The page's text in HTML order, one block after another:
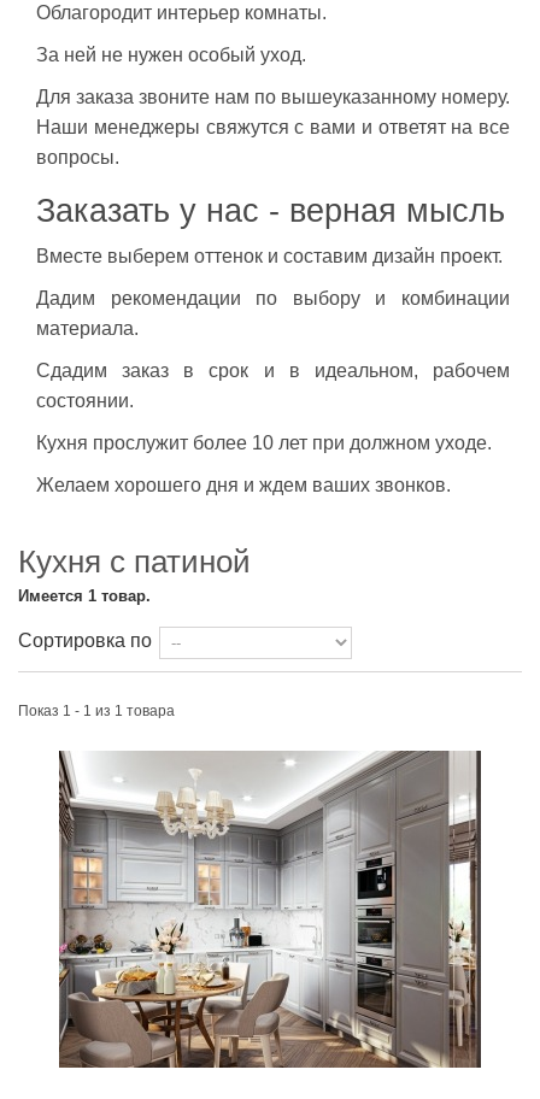
Облагородит интерьер комнаты.
За ней не нужен особый уход.
Для заказа звоните нам по вышеуказанному номеру.
Наши менеджеры свяжутся с вами и ответят на все
вопросы.
Заказать у нас - верная мысль
Вместе выберем оттенок и составим дизайн проект.
Дадим рекомендации по выбору и комбинации
материала.
Сдадим заказ в срок и в идеальном, рабочем
состоянии.
Кухня прослужит более 10 лет при должном уходе.
Желаем хорошего дня и ждем ваших звонков.
Кухня с патиной
Имеется 1 товар.
Сортировка по
Показ 1 - 1 из 1 товара